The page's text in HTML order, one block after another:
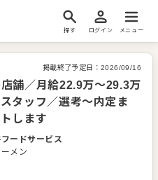
探す ログイン メニュー
掲載終了予定日： 2026/09/16
舗／月給22.9万～29.3万
タッフ／選考～内定ま
します
ードサービス
メン